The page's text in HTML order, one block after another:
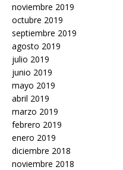
noviembre 2019
octubre 2019
septiembre 2019
agosto 2019
julio 2019
junio 2019
mayo 2019
abril 2019
marzo 2019
febrero 2019
enero 2019
diciembre 2018
noviembre 2018